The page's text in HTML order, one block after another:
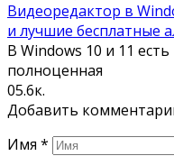
Видеоредактор в
и лучшие бесплатные
В Windows 10 и 11
полноценная
05.6к.
Добавить
Имя *